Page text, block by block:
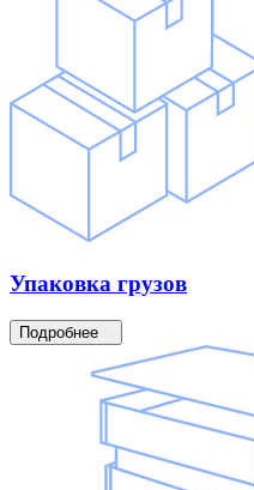
Упаковка грузов
Подробнее